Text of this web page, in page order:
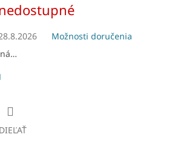
Možnosti doručenia